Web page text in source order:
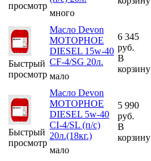
просмотр
много
Быстрый
просмотр
Масло Devon
МОТОРНОЕ
DIESEL 15w-40
CF-4/SG 20л.
мало
6 345
руб.
В
корзину
Быстрый
просмотр
Масло Devon
МОТОРНОЕ
DIESEL 5w-40
CI-4/SL (п/с)
20л.(18кг.)
мало
5 990
руб.
В
корзину